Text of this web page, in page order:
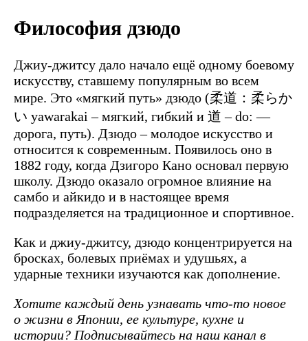
Философия дзюдо
Джиу-джитсу дало начало ещё одному боевому
искусству, ставшему популярным во всем
мире. Это «мягкий путь» дзюдо (柔道：柔らか
い yawarakai – мягкий, гибкий и 道 – do: —
дорога, путь). Дзюдо – молодое искусство и
относится к современным. Появилось оно в
1882 году, когда Дзигоро Кано основал первую
школу. Дзюдо оказало огромное влияние на
самбо и айкидо и в настоящее время
подразделяется на традиционное и спортивное.
Как и джиу-джитсу, дзюдо концентрируется на
бросках, болевых приёмах и удушьях, а
ударные техники изучаются как дополнение.
Хотите каждый день узнавать что-то новое
о жизни в Японии, ее культуре, кухне и
истории? Подписывайтесь на наш канал в